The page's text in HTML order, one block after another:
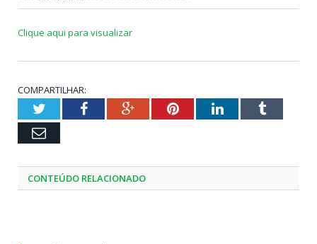
Clique aqui para visualizar
COMPARTILHAR:
TwitterFacebookGoogle+PinterestLinkedInTumblr
Email
CONTEÚDO RELACIONADO